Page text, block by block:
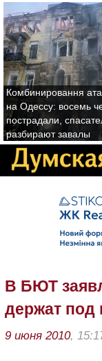
Комбинировання
на Одессу: восемь
пострадали,
разбирают завалы
В БЮТ
держат под
9 июня 2010,